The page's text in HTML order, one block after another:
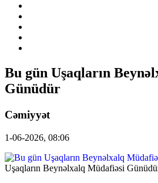
Bu gün Uşaqların
Günüdür
Cəmiyyət
1-06-2026, 08:06
Uşaqların Beynəlxalq Müdafiəsi